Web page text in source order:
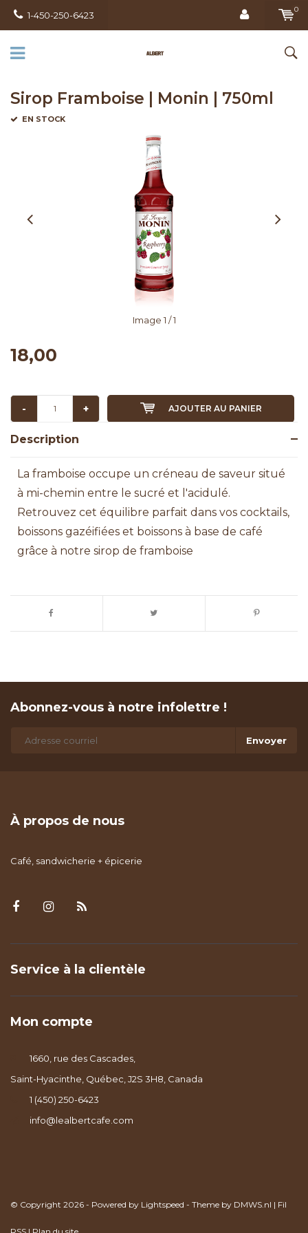
1-450-250-6423
0
Sirop Framboise | Monin | 750ml
EN STOCK
Image 1 / 1
18,00
- + AJOUTER AU PANIER
Description
La framboise occupe un créneau de saveur situé
à mi-chemin entre le sucré et l'acidulé.
Retrouvez cet équilibre parfait dans vos cocktails,
boissons gazéifiées et boissons à base de café
grâce à notre sirop de framboise
Abonnez-vous à notre infolettre !
Envoyer
À propos de nous
Café, sandwicherie + épicerie
Service à la clientèle
Mon compte
1660, rue des Cascades,
Saint-Hyacinthe, Québec, J2S 3H8, Canada
1 (450) 250-6423
info@lealbertcafe.com
© Copyright 2026 - Powered by Lightspeed - Theme by DMWS.nl | Fil